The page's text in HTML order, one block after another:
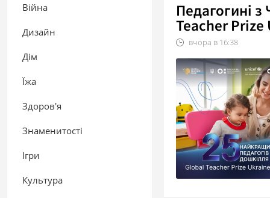
Війна
Дизайн
Дім
Їжа
Здоров'я
Знаменитості
Ігри
Культура
Педагогині
Teacher Prize
вчора в 16:38